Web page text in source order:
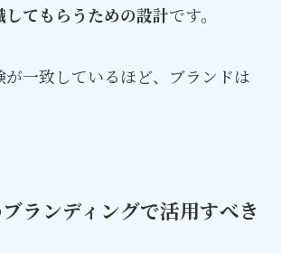
てもらうための設計です。
が一致しているほど、ブランドは
ランディングで活用すべき